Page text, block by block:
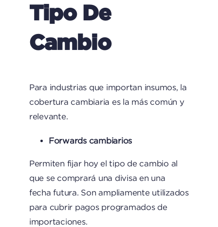
Tipo De
Cambio
Para industrias que importan insumos, la
cobertura cambiaria es la más común y
relevante.
Forwards cambiarios
Permiten fijar hoy el tipo de cambio al
que se comprará una divisa en una
fecha futura. Son ampliamente utilizados
para cubrir pagos programados de
importaciones.